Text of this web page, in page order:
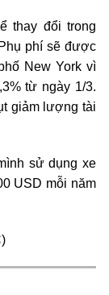
thay đổi trong
phí sẽ được
New York vì
từ ngày 1/3.
giảm lượng tài
sử dụng xe
USD mỗi năm